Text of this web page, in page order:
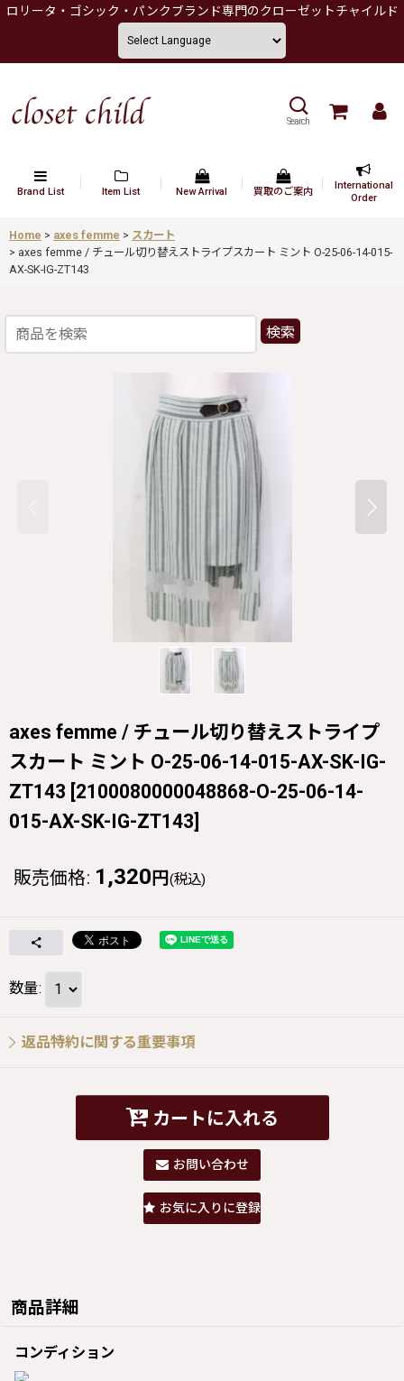
ロリータ・ゴシック・パンクブランド専門のクローゼットチャイルド
Search
Brand List Item List New Arrival 買取のご案内
International
Order
Home > axes femme > スカート
> axes femme / チュール切り替えストライプスカート ミント O-25-06-14-015-
AX-SK-IG-ZT143
検索
axes femme / チュール切り替えストライプ
スカート ミント O-25-06-14-015-AX-SK-IG-
ZT143 [2100080000048868-O-25-06-14-
015-AX-SK-IG-ZT143]
販売価格: 1,320 円 (税込)
数量:
返品特約に関する重要事項
カートに入れる
お問い合わせ
お気に入りに登録
商品詳細
コンディション